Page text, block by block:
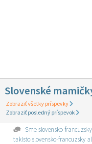
Slovenské
Zobraziť všetky príspevky
Zobraziť posledný príspevok
Sme slovensko-
takisto slovensko-francuzsky